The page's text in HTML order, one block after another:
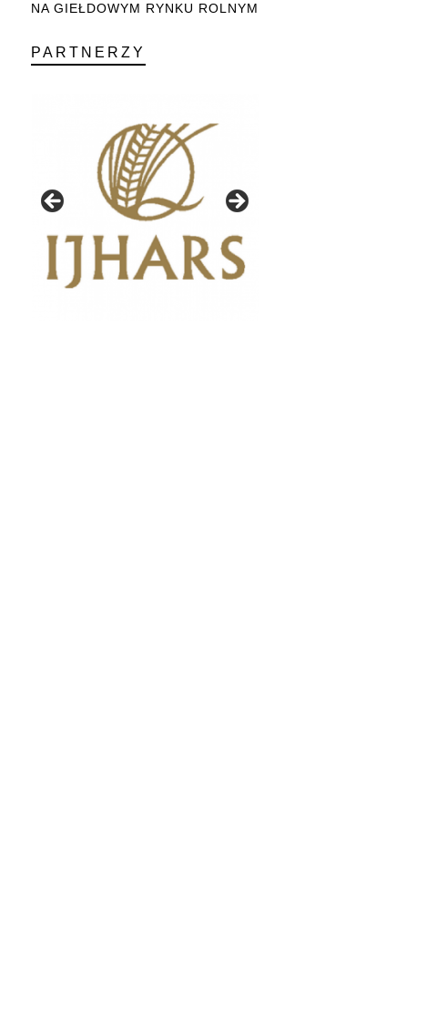
NA GIEŁDOWYM RYNKU ROLNYM
PARTNERZY